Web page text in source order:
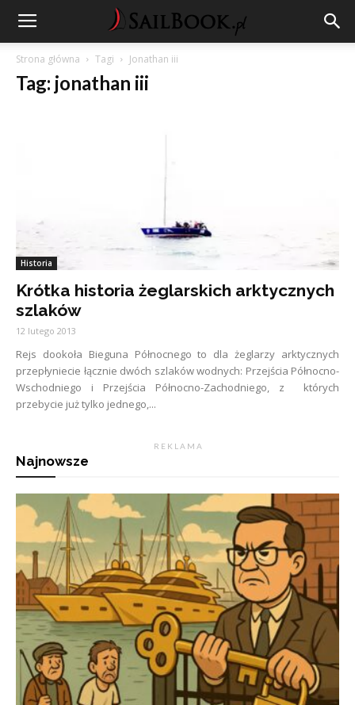
Strona główna Tagi Jonathan iii
Tag: jonathan iii
Historia
Krótka historia żeglarskich arktycznych
szlaków
12 lutego 2013
Rejs dookoła Bieguna Północnego to dla żeglarzy arktycznych
przepłyniecie łącznie dwóch szlaków wodnych: Przejścia Północno-
Wschodniego i Przejścia Północno-Zachodniego, z których
przebycie już tylko jednego,...
R E K L A M A
Najnowsze